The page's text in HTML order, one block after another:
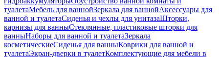
туалетаМебель для ваннойЗеркала для ваннойАксессуары для
ванной и туалетаСиденья и чехлы для унитазаШторки,
карнизы для ванныСтеклянные, пластиковые шторки для
ванныНаборы для ванной и туалетаЗеркала
косметическиеСиденья для ванныКоврики для ванной и
туалетаЭкран-дверки в туалетКомплектующие для мебели в